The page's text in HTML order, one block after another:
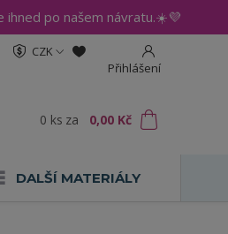
ihned po našem návratu.☀️💜
CZK
Přihlášení
0 ks za 0,00 Kč
DALŠÍ MATERIÁLY